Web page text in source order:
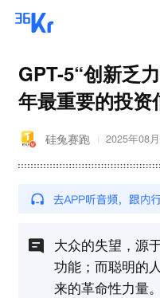
GPT-5“创新乏
年最重要的投资
硅兔赛跑 2025年08
大众的失望，源
功能；而聪明的
来的革命性力量。